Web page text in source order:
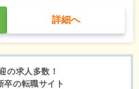
詳細へ
の求人多数！
の転職サイト